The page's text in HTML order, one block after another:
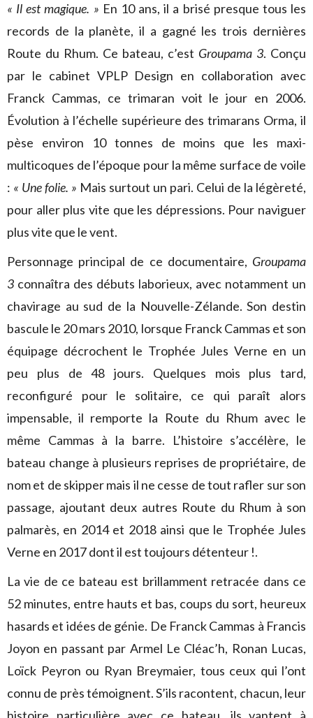
« Il est magique. » En 10 ans, il a brisé presque tous les
records de la planète, il a gagné les trois dernières
Route du Rhum. Ce bateau, c’est Groupama 3. Conçu
par le cabinet VPLP Design en collaboration avec
Franck Cammas, ce trimaran voit le jour en 2006.
Évolution à l’échelle supérieure des trimarans Orma, il
pèse environ 10 tonnes de moins que les maxi-
multicoques de l’époque pour la même surface de voile
: « Une folie. » Mais surtout un pari. Celui de la légèreté,
pour aller plus vite que les dépressions. Pour naviguer
plus vite que le vent.
Personnage principal de ce documentaire, Groupama
3 connaîtra des débuts laborieux, avec notamment un
chavirage au sud de la Nouvelle-Zélande. Son destin
bascule le 20 mars 2010, lorsque Franck Cammas et son
équipage décrochent le Trophée Jules Verne en un
peu plus de 48 jours. Quelques mois plus tard,
reconfiguré pour le solitaire, ce qui paraît alors
impensable, il remporte la Route du Rhum avec le
même Cammas à la barre. L’histoire s’accélère, le
bateau change à plusieurs reprises de propriétaire, de
nom et de skipper mais il ne cesse de tout rafler sur son
passage, ajoutant deux autres Route du Rhum à son
palmarès, en 2014 et 2018 ainsi que le Trophée Jules
Verne en 2017 dont il est toujours détenteur !.
La vie de ce bateau est brillamment retracée dans ce
52 minutes, entre hauts et bas, coups du sort, heureux
hasards et idées de génie. De Franck Cammas à Francis
Joyon en passant par Armel Le Cléac’h, Ronan Lucas,
Loïck Peyron ou Ryan Breymaier, tous ceux qui l’ont
connu de près témoignent. S’ils racontent, chacun, leur